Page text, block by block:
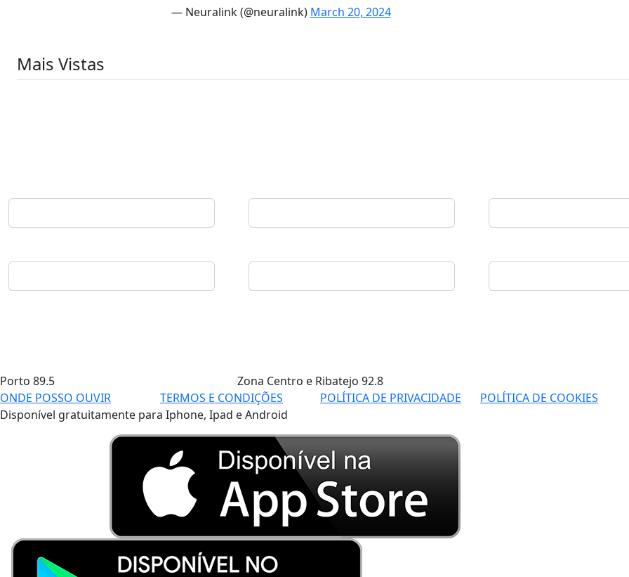
— Neuralink (@neuralink) March 20, 2024
Mais Vistas
Porto 89.5 Zona Centro e Ribatejo 92.8
ONDE POSSO OUVIR
TERMOS E CONDIÇÕES POLÍTICA DE PRIVACIDADE POLÍTICA DE COOKIES
Disponível gratuitamente para Iphone, Ipad e Android